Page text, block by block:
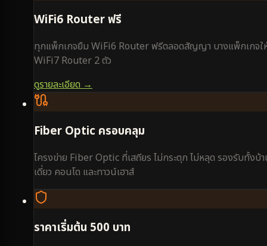
WiFi6 Router ฟรี
ทุกแพ็กเกจยืม WiFi6 Router ฟรีตลอดสัญญา บางแพ็กเกจใ
WiFi7 Router 2 ตัว
ดูรายละเอียด →
Fiber Optic ครอบคลุม
โครงข่าย Fiber Optic ที่เสถียร ไม่กระตุก ไม่หลุด รองรับทั้งบ้
เดี่ยว คอนโด และทาวน์เฮาส์
ราคาเริ่มต้น 500 บาท